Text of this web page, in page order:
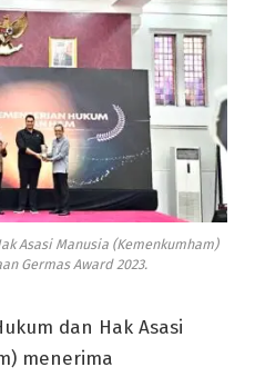
Asasi Manusia (Kemenkumham)
Germas Award 2023.
dan Hak Asasi
menerima